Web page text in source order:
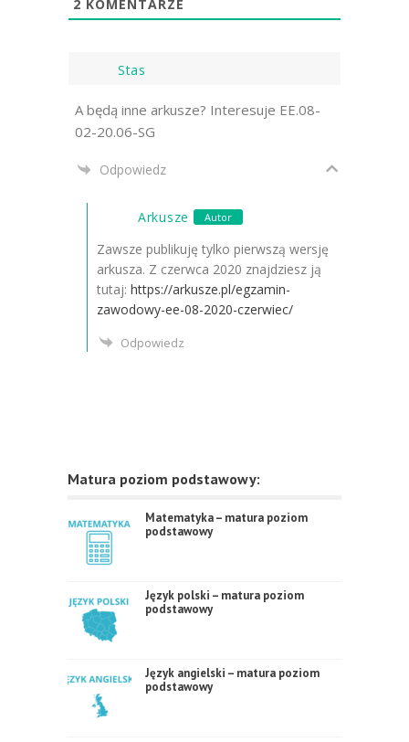
2 KOMENTARZE
Stas
A będą inne arkusze? Interesuje EE.08-
02-20.06-SG
Odpowiedz
Arkusze Autor
Zawsze publikuję tylko pierwszą wersję
arkusza. Z czerwca 2020 znajdziesz ją
tutaj: https://arkusze.pl/egzamin-
zawodowy-ee-08-2020-czerwiec/
Odpowiedz
Matura poziom podstawowy:
Matematyka – matura poziom
podstawowy
Język polski – matura poziom
podstawowy
Język angielski – matura poziom
podstawowy